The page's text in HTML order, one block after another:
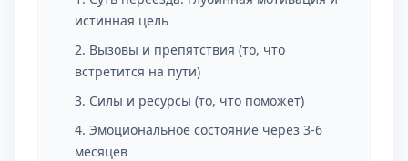
истинная цель
2. Вызовы и препятствия (то, что
встретится на пути)
3. Силы и ресурсы (то, что поможет)
4. Эмоциональное состояние через 3-6
месяцев